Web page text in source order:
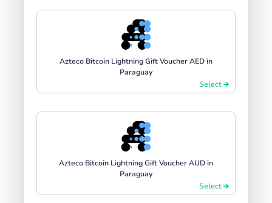
Azteco Bitcoin Lightning Gift Voucher AED in
Paraguay
Select
Azteco Bitcoin Lightning Gift Voucher AUD in
Paraguay
Select